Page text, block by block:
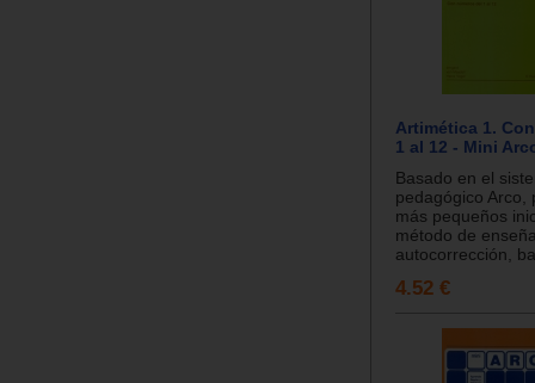
Artimética 1.
1 al 12 - Mini
Basado en el
pedagógico Arco,
más pequeños
método de
autocorrección,
4.52 €